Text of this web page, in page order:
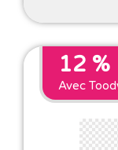
12 %
Avec